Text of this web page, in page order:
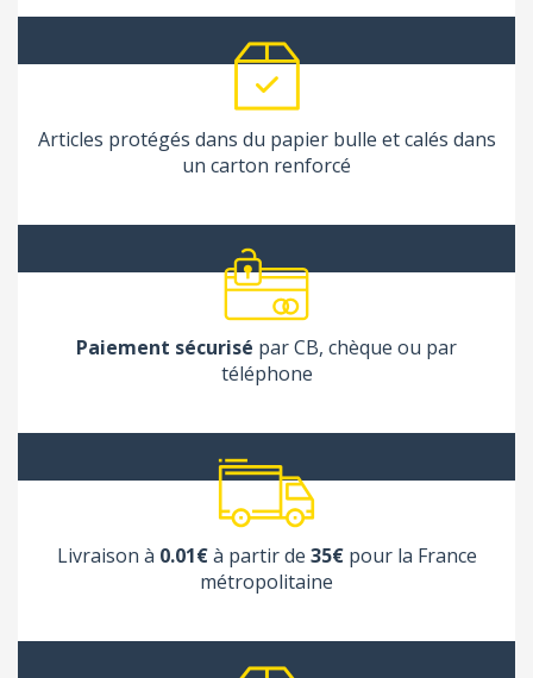
Articles protégés dans du papier bulle et calés dans
un carton renforcé
Paiement sécurisé par CB, chèque ou par
téléphone
Livraison à 0.01€à partir de 35€pour la France
métropolitaine